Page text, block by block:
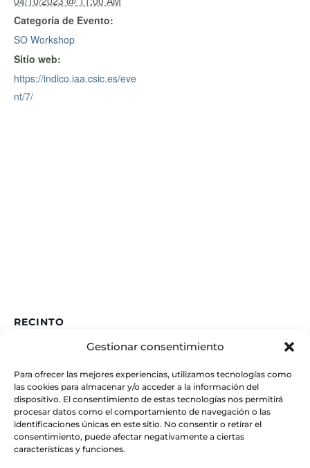
Gestionar consentimiento
Para ofrecer las mejores experiencias, utilizamos tecnologías como
las cookies para almacenar y/o acceder a la información del
dispositivo. El consentimiento de estas tecnologías nos permitirá
procesar datos como el comportamiento de navegación o las
identificaciones únicas en este sitio. No consentir o retirar el
consentimiento, puede afectar negativamente a ciertas
características y funciones.
Categoría de Evento:
SO Workshop
Sitio web:
https://indico.iaa.csic.es/eve
nt/7/
RECINTO
Granada, España